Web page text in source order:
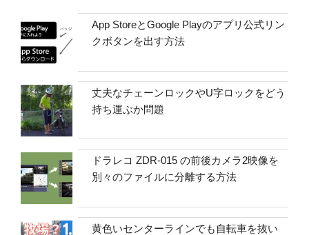
App StoreとGoogle Playのアプリ公式リン
クボタンを出す方法
丈夫なチェーンロックやU字ロックをどう
持ち運ぶか問題
ドラレコ ZDR-015 の前後カメラ2映像を
別々のファイルに分離する方法
黄色いセンターラインでも自転車を抜い